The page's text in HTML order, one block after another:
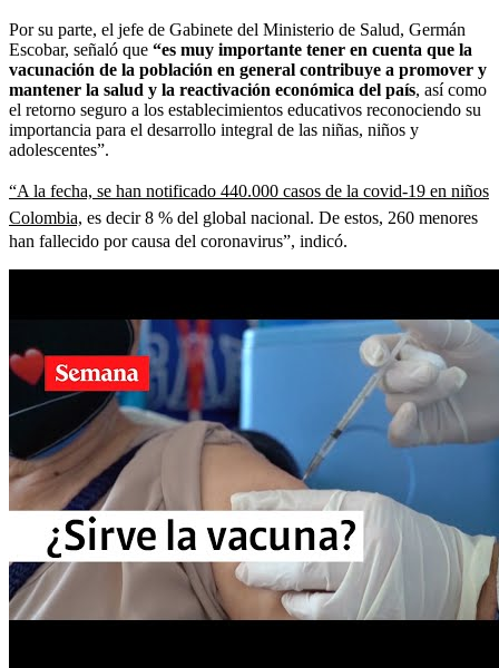
Por su parte, el jefe de Gabinete del Ministerio de Salud, Germán
Escobar, señaló que “es muy importante tener en cuenta que la
vacunación de la población en general contribuye a promover y
mantener la salud y la reactivación económica del país, así como
el retorno seguro a los establecimientos educativos reconociendo su
importancia para el desarrollo integral de las niñas, niños y
adolescentes”.
“A la fecha, se han notificado 440.000 casos de la covid-19 en niños
Colombia, es decir 8 % del global nacional. De estos, 260 menores
han fallecido por causa del coronavirus”, indicó.